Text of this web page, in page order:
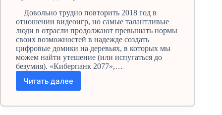
Довольно трудно повторить 2018 год в
отношении видеоигр, но самые талантливые
люди в отрасли продолжают превышать нормы
своих возможностей в надежде создать
цифровые домики на деревьях, в которых мы
можем найти утешение (или испугаться до
безумия). «Киберпанк 2077»,…
Читать далее
Лучшие
2019